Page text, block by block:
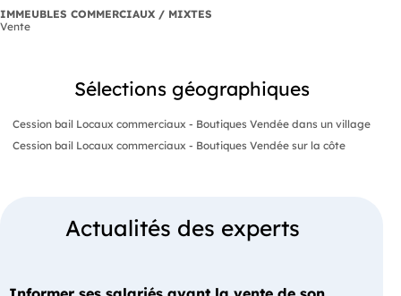
IMMEUBLES COMMERCIAUX / MIXTES
Vente
Sélections géographiques
Cession bail Locaux commerciaux - Boutiques Vendée dans un village
Cession bail Locaux commerciaux - Boutiques Vendée sur la côte
Actualités des experts